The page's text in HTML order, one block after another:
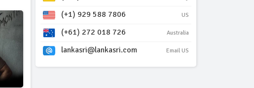
(+1) 929 588 7806 US
(+61) 272 018 726 Australia
lankasri@lankasri.com Email US